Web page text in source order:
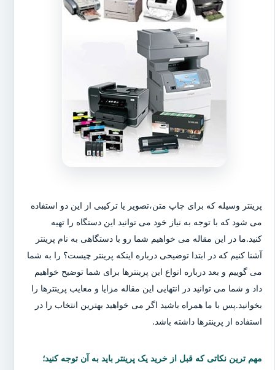
پرینتر وسیله که برای چاپ متن،تصویر یا ترکیبی از این دو استفاده
می شود که با توجه به نیاز خود می توانید این دستگاه را تهیه
کنید.ما در این مقاله می خواهیم شما رو با دستگاهی به نام پرینتر
آشنا کنیم که در ابتدا توضیحی درباره اینکه پرینتر چیست؟ را به شما
می گوییم و بعد درباره انواع این پرینترها برای شما توضیح خواهیم
داد و شما می توانید در انتهایی این مقاله مزایا و معایب پرینترها را
بخوانید.پس با ما همراه باشید اگر می خواهید بهترین انتخاب را در
استفاده از پرینترها داشته باشد.
مهم ترین نکاتی که قبل از خرید یک پرینتر باید به آن توجه کنید؛